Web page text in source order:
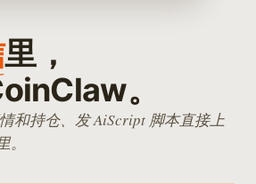
里，
。
和持仓、发 AiScript 脚本直接上
（8h，年化约
，由负转正；24h 持仓
。
帮我看下持仓
· 多 0.05 BTC · 均价